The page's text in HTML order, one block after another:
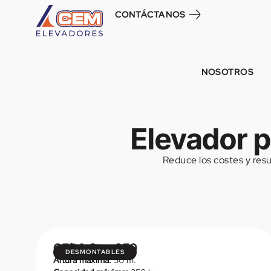
CONTÁCTANOS
NOSOTROS
Elevador
Reduce los costes y
DESMONTABLES
GEDA Star 250
Altura máxima:50 m.